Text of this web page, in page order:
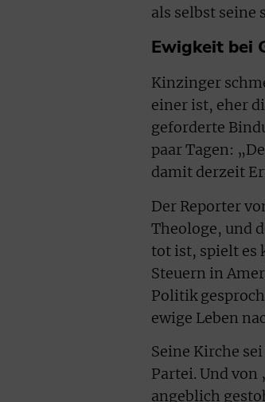
als selbst
Ewigkeit bei
Kinzinger
einer ist, eher
geforderte
paar Tagen:
damit derzeit
Der Reporter
Theologe, und
tot ist, spielt es
Steuern in
Politik
ewige Leben
Seine Kirche
Partei. Und
angeblich